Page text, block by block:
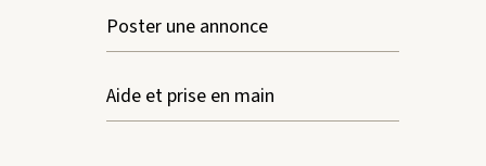
Poster une annonce
Aide et prise en main